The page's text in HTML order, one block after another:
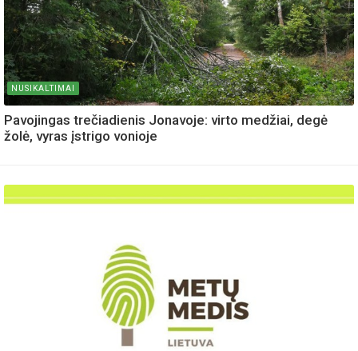
NUSIKALTIMAI
Pavojingas trečiadienis Jonavoje: virto medžiai, degė
žolė, vyras įstrigo vonioje